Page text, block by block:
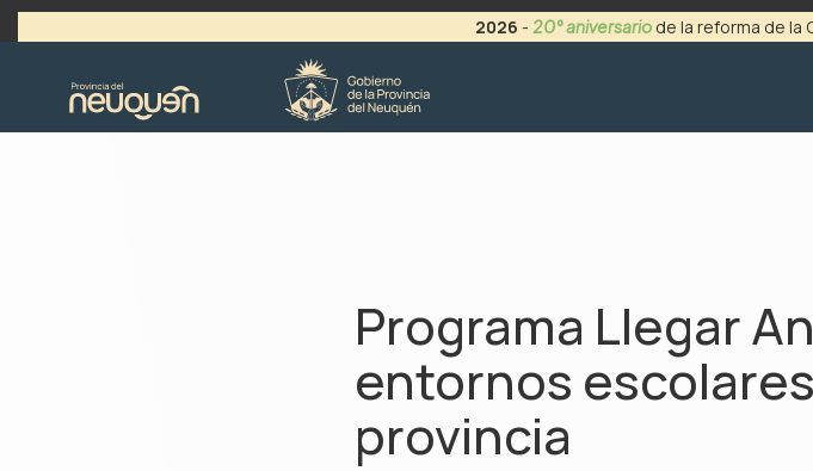
2026 - 20° aniversario de la reforma de la
Programa Llegar
entornos
provincia